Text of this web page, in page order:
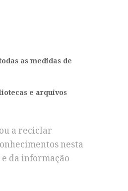
as medidas de
e arquivos
a reciclar
nesta
da informação